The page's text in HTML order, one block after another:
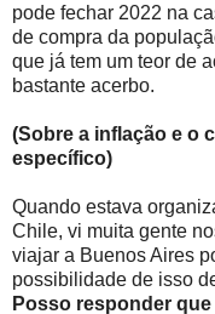
pode fechar 2022 na
de compra da
que já tem um teor de
bastante acerbo.
(Sobre a inflação e o
específico)
Quando estava
Chile, vi muita gente
viajar a Buenos Aires
possibilidade de isso
Posso responder